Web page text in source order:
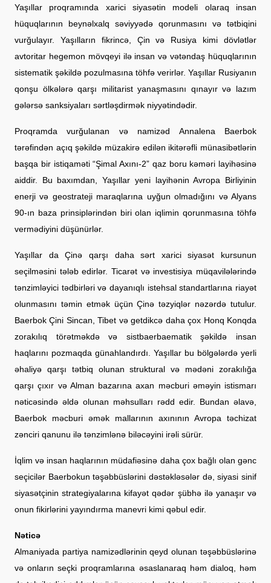
Yaşıllar proqramında xarici siyasətin modeli olaraq insan
hüquqlarının beynəlxalq səviyyədə qorunmasını və tətbiqini
vurğulayır. Yaşılların fikrincə, Çin və Rusiya kimi dövlətlər
avtoritar hegemon mövqeyi ilə insan və vətəndaş hüquqlarının
sistematik şəkildə pozulmasına töhfə verirlər. Yaşıllar Rusiyanın
qonşu ölkələrə qarşı militarist yanaşmasını qınayır və lazım
gələrsə sanksiyaları sərtləşdirmək niyyətindədir.
Proqramda vurğulanan və namizəd Annalena Baerbok
tərəfindən açıq şəkildə müzakirə edilən ikitərəfli münasibətlərin
başqa bir istiqaməti “Şimal Axını-2” qaz boru kəməri layihəsinə
aiddir. Bu baxımdan, Yaşıllar yeni layihənin Avropa Birliyinin
enerji və geostrateji maraqlarına uyğun olmadığını və Alyans
90-ın baza prinsiplərindən biri olan iqlimin qorunmasına töhfə
vermədiyini düşünürlər.
Yaşıllar da Çinə qarşı daha sərt xarici siyasət kursunun
seçilməsini tələb edirlər. Ticarət və investisiya müqavilələrində
tənzimləyici tədbirləri və dayanıqlı istehsal standartlarına riayət
olunmasını təmin etmək üçün Çinə təzyiqlər nəzərdə tutulur.
Baerbok Çini Sincan, Tibet və getdikcə daha çox Honq Konqda
zorakılıq törətməkdə və sistbaerbaematik şəkildə insan
haqlarını pozmaqda günahlandırdı. Yaşıllar bu bölgələrdə yerli
əhaliyə qarşı tətbiq olunan struktural və mədəni zorakılığa
qarşı çıxır və Alman bazarına axan məcburi əməyin istismarı
nəticəsində əldə olunan məhsulları rədd edir. Bundan əlavə,
Baerbok məcburi əmək mallarının axınının Avropa təchizat
zənciri qanunu ilə tənzimlənə biləcəyini irəli sürür.
İqlim və insan haqlarının müdafiəsinə daha çox bağlı olan gənc
seçicilər Baerbokun təşəbbüslərini dəstəkləsələr də, siyasi sinif
siyasətçinin strategiyalarına kifayət qədər şübhə ilə yanaşır və
onun fikirlərini yayındırma manevri kimi qəbul edir.
Nəticə
Almaniyada partiya namizədlərinin qeyd olunan təşəbbüslərinə
və onların seçki proqramlarına əsaslanaraq həm dialoq, həm